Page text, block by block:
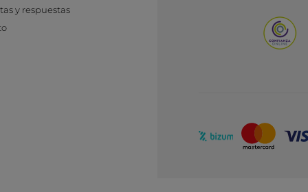
y respuestas